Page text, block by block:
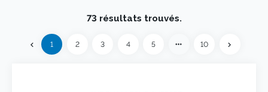
73 résultats trouvés.
chevron_left Précédent
1 2 3 4 5 more_horiz 10 chevron_rightSuivant